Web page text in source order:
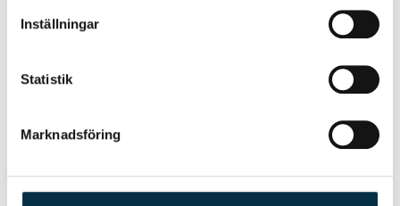
information som du har tillhandahållit eller som de har
samlat in när du har använt deras tjänster.
Inställningar
Statistik
Marknadsföring